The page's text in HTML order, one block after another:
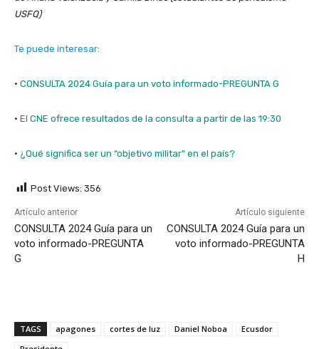
USFQ)
Te puede interesar:
· CONSULTA 2024 Guía para un voto informado-PREGUNTA G
· El CNE ofrece resultados de la consulta a partir de las 19:30
· ¿Qué significa ser un “objetivo militar” en el país?
Post Views: 356
Artículo anterior
CONSULTA 2024 Guía para un
voto informado-PREGUNTA
G
Artículo siguiente
CONSULTA 2024 Guía para un
voto informado-PREGUNTA
H
TAGS apagones cortes de luz Daniel Noboa
Ecusdor